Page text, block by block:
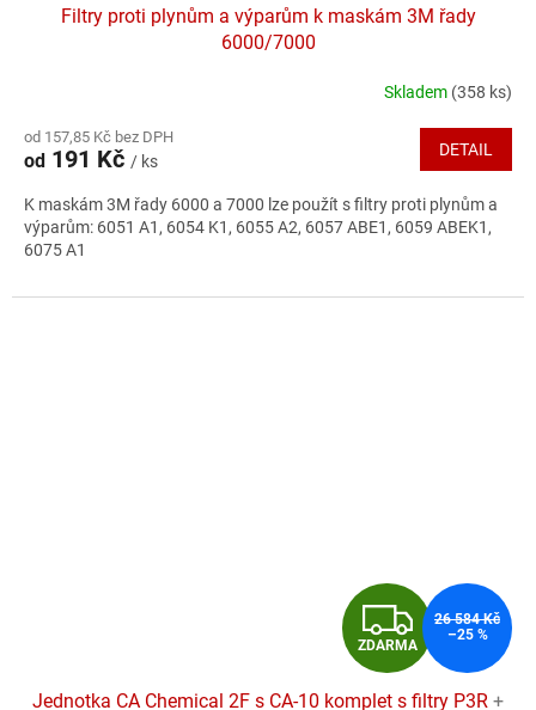
Filtry proti plynům a výparům k maskám 3M řady
6000/7000
produktu
je
z
5
hvězdiček.
Skladem (358 ks)
od 157,85 Kč bez DPH
od 191 Kč / ks
DETAIL
K maskám 3M řady 6000 a 7000 l ze použít s filtry proti plynům a
výparům: 6051 A1, 6054 K1, 6055 A2, 6057 ABE1, 6059 ABEK1,
6075 A1
Z
D
ZDARMA
26 584 Kč
–25 %
Jednotka CA Chemical 2F s CA-10 komplet s filtry P3R +